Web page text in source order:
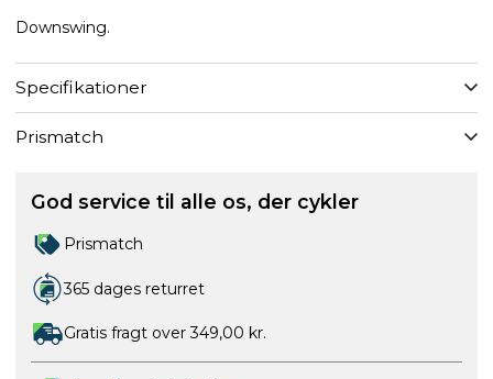
Downswing.
Specifikationer
Prismatch
God service til alle os, der cykler
Prismatch
365 dages returret
Gratis fragt over 349,00 kr.